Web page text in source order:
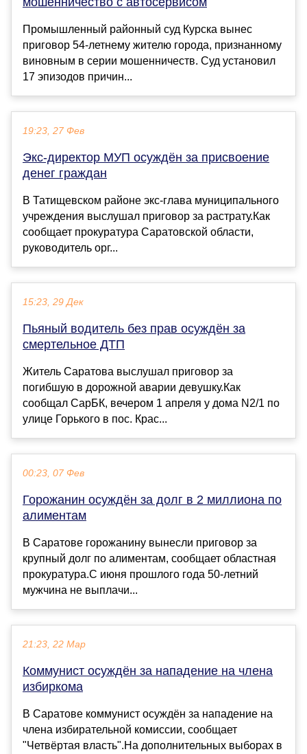
Промышленный районный суд Курска вынес
приговор 54-летнему жителю города, признанному
виновным в серии мошенничеств. Суд установил
17 эпизодов причин...
19:23, 27 Фев
Экс-директор МУП осуждён за присвоение
денег граждан
В Татищевском районе экс-глава муниципального
учреждения выслушал приговор за растрату.Как
сообщает прокуратура Саратовской области,
руководитель орг...
15:23, 29 Дек
Пьяный водитель без прав осуждён за
смертельное ДТП
Житель Саратова выслушал приговор за
погибшую в дорожной аварии девушку.Как
сообщал СарБК, вечером 1 апреля у дома N2/1 по
улице Горького в пос. Крас...
00:23, 07 Фев
Горожанин осуждён за долг в 2 миллиона по
алиментам
В Саратове горожанину вынесли приговор за
крупный долг по алиментам, сообщает областная
прокуратура.С июня прошлого года 50-летний
мужчина не выплачи...
21:23, 22 Мар
Коммунист осуждён за нападение на члена
избиркома
В Саратове коммунист осуждён за нападение на
члена избирательной комиссии, сообщает
"Четвёртая власть".На дополнительных выборах в